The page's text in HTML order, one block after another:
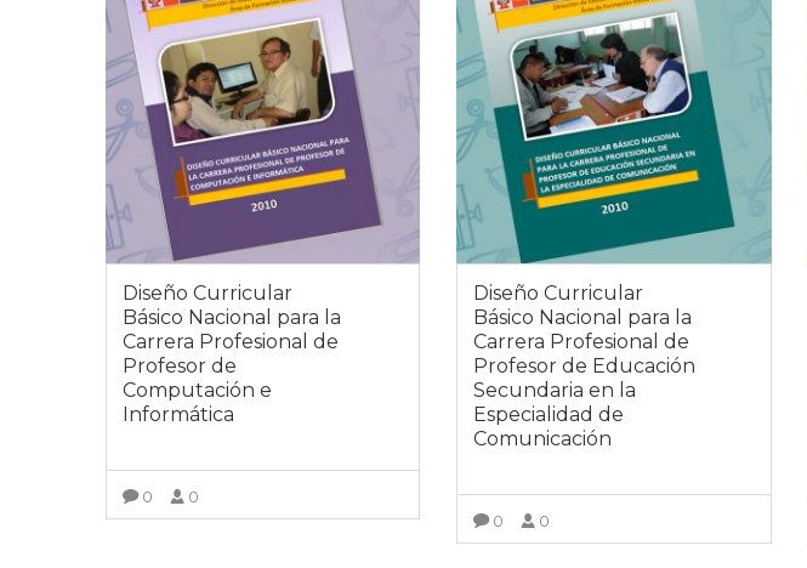
Diseño Curricular
Básico Nacional para la
Carrera Profesional de
Profesor de
Computación e
Informática
0 0
Diseño Curricular
Básico Nacional para la
Carrera Profesional de
Profesor de Educación
Secundaria en la
Especialidad de
Comunicación
0 0